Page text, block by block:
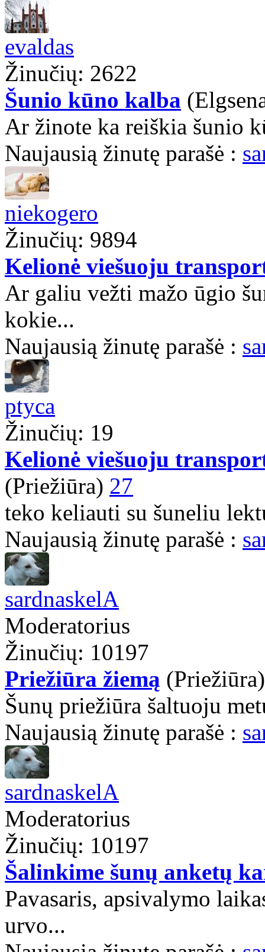
evaldas
Žinučių: 2622
Šunio kūno kalba
Ar žinote ka reiškia šunio
Naujausią žinutę parašė :
niekogero
Žinučių: 9894
Kelionė viešuoju
Ar galiu vežti mažo ūgio
kokie...
Naujausią žinutę parašė :
ptyca
Žinučių: 19
Kelionė viešuoju
(Priežiūra) 27
teko keliauti su šuneliu
Naujausią žinutę parašė :
sardnaskelA
Moderatorius
Žinučių: 10197
Priežiūra žiemą (Priežiūra)
Šunų priežiūra šaltuoju
Naujausią žinutę parašė :
sardnaskelA
Moderatorius
Žinučių: 10197
Šalinkime šunų anketų
Pavasaris, apsivalymo
urvo...